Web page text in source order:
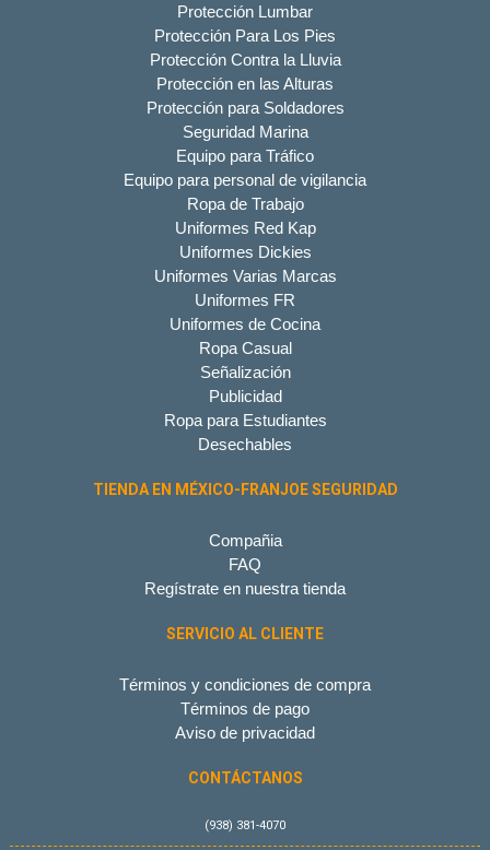
Protección Lumbar
Protección Para Los Pies
Protección Contra la Lluvia
Protección en las Alturas
Protección para Soldadores
Seguridad Marina
Equipo para Tráfico
Equipo para personal de vigilancia
Ropa de Trabajo
Uniformes Red Kap
Uniformes Dickies
Uniformes Varias Marcas
Uniformes FR
Uniformes de Cocina
Ropa Casual
Señalización
Publicidad
Ropa para Estudiantes
Desechables
TIENDA EN MÉXICO-FRANJOE SEGURIDAD
Compañia
FAQ
Regístrate en nuestra tienda
SERVICIO AL CLIENTE
Términos y condiciones de compra
Términos de pago
Aviso de privacidad
CONTÁCTANOS
(938) 381-4070